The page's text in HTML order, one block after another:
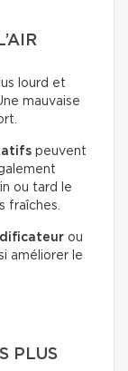
lourd et
mauvaise
peuvent
ou tard le
fraîches.
ou
améliorer le
PLUS